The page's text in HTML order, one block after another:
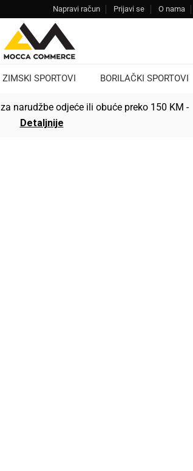
Napravi račun Prijavi se O nama
ZIMSKI SPORTOVI BORILAČKI SPORTOVI
za narudžbe odjeće ili obuće preko 150 KM -
Detaljnije